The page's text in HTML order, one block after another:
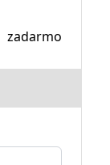
zadarmo